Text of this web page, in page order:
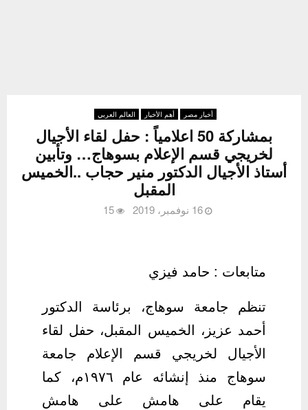
أخبار مصر أهم الأخبار العالم العربي
بمشاركة 50 اعلامياً : حفل لقاء الأجيال
لخريجي قسم الإعلام بسوهاج… وتأبين
أستاذ الأجيال الدكتور منير حجاب ..الخميس
المقبل
16 نوفمبر، 2019 15
متابعات : حامد فيزي
تنظم جامعة سوهاج، برئاسة الدكتور
أحمد عزيز، الخميس المقبل، حفل لقاء
الأجيال لخريجي قسم الإعلام جامعة
سوهاج منذ إنشائه عام ١٩٧٦م، كما
يقام على هامش على هامش